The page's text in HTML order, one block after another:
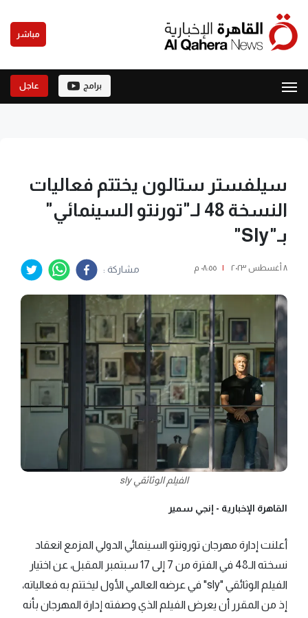
مباشر
برامج عاجل
سيلفستر ستالون يختتم فعاليات
النسخة 48 لـ"تورنتو السينمائي"
بـ"Sly"
٨ أغسطس ٢٠٢٣ | ٠٨:٥٥ م مشاركة :
الفيلم الوثائقي sly
القاهرة الإخبارية - إنجي سمير
أعلنت إدارة مهرجان تورونتو السينمائي الدولي المزمع انعقاد
نسخته الـ48 في الفترة من 7 إلى 17 سبتمبر المقبل، عن اختيار
الفيلم الوثائقي "sly" في عرضه العالمي الأول ليختتم به فعالياته،
إذ من المقرر أن يعرض الفيلم الذي وصفته إدارة المهرجان بأنه